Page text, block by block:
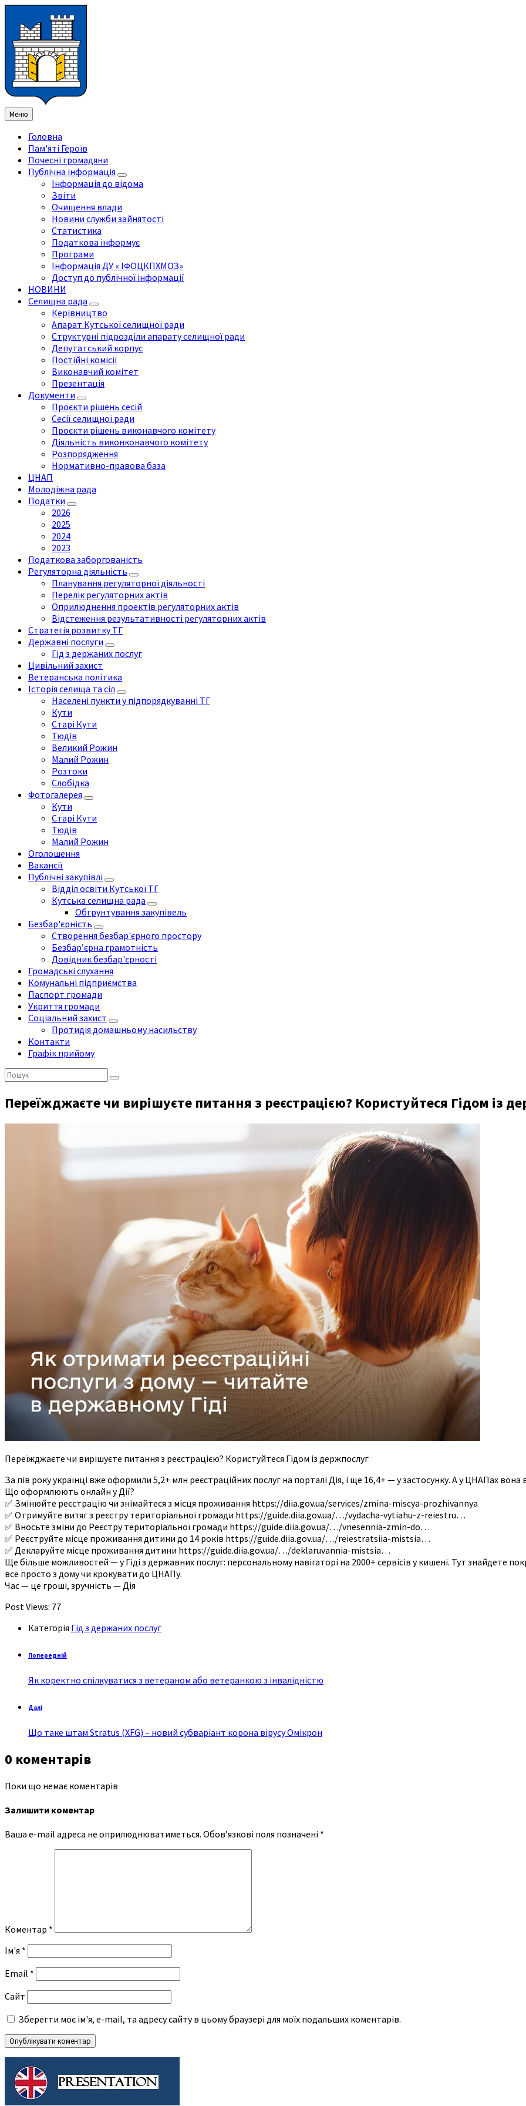
змісту
ліву
бічну
панель
праву
бічну
панель
нижнього
колонтитула
Меню
Головна
Пам'яті Героїв
Почесні громадяни
Публічна інформація
Інформація до відома
Звіти
Очищення влади
Новини служби зайнятості
Статистика
Податкова інформує
Програми
Інформація ДУ « ІФОЦКПХМОЗ»
Доступ до публічної інформації
НОВИНИ
Селищна рада
Керівництво
Апарат Кутської селищної ради
Структурні підрозділи апарату селищної ради
Депутатський корпус
Постійні комісії
Виконавчий комітет
Презентація
Документи
Проєкти рішень сесій
Сесії селищної ради
Проєкти рішень виконавчого комітету
Діяльність виконконавчого комітету
Розпорядження
Нормативно-правова база
ЦНАП
Молодіжна рада
Податки
2026
2025
2024
2023
Податкова заборгованість
Регуляторна діяльність
Планування регуляторної діяльності
Перелік регуляторних актів
Оприлюднення проектів регуляторних актів
Відстеження результативності регуляторних актів
Стратегія розвитку ТГ
Державні послуги
Гід з держаних послуг
Цивільний захист
Ветеранська політика
Історія селища та сіл
Населені пункти у підпорядкуванні ТГ
Кути
Старі Кути
Тюдів
Великий Рожин
Малий Рожин
Розтоки
Слобідка
Фотогалерея
Кути
Старі Кути
Тюдів
Малий Рожин
Оголошення
Вакансії
Публічні закупівлі
Відділ освіти Кутської ТГ
Кутська селищна рада
Обгрунтування закупівель
Безбар'єрність
Створення безбар'єрного простору
Безбар’єрна грамотність
Довідник безбар'єрності
Громадські слухання
Комунальні підприємства
Паспорт громади
Укриття громади
Соціальний захист
Протидія домашньому насильству
Контакти
Графік прийому
Пошук:
Переїжджаєте чи вирішуєте питання з реєстрацією? Користуйтеся Гідом із
Переїжджаєте чи вирішуєте питання з реєстрацією? Користуйтеся Гідом із держпослуг
За пів року українці вже оформили 5,2+ млн реєстраційних послуг на порталі Дія, і ще 16,4+ — у застосунку. А у ЦНАПах вона
Що оформлюють онлайн у Дії?
✅ Змінюйте реєстрацію чи знімайтеся з місця проживання https://diia.gov.ua/services/zmina-miscya-prozhivannya
✅ Отримуйте витяг з реєстру територіальної громади https://guide.diia.gov.ua/…/vydacha-vytiahu-z-reiestru…
✅ Вносьте зміни до Реєстру територіальної громади https://guide.diia.gov.ua/…/vnesennia-zmin-do…
✅ Реєструйте місце проживання дитини до 14 років https://guide.diia.gov.ua/…/reiestratsiia-mistsia…
✅ Декларуйте місце проживання дитини https://guide.diia.gov.ua/…/deklaruvannia-mistsia…
Ще більше можливостей — у Гіді з державних послуг: персональному навігаторі на 2000+ сервісів у кишені. Тут знайдете
все просто з дому чи крокувати до ЦНАПу.
Час — це гроші, зручність — Дія
Post Views: 77
Категорія Гід з держаних послуг
Попередній
Як коректно спілкуватися з ветераном або ветеранкою з інвалідністю
Далі
Що таке штам Stratus (XFG) – новий субваріант корона вірусу Омікрон
0 коментарів
Поки що немає коментарів
Залишити коментар
Ваша e-mail адреса не оприлюднюватиметься. Обов’язкові поля позначені *
Коментар *
Ім'я *
Email *
Сайт
Зберегти моє ім'я, e-mail, та адресу сайту в цьому браузері для моїх подальших коментарів.